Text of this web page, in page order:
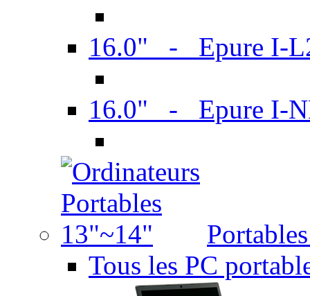
16.0" - Epure I-
16.0" - Epure I-
Tous les PC